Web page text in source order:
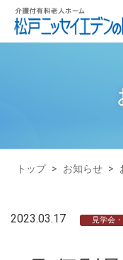
トップ > お知らせ >
2023.03.17 見学会